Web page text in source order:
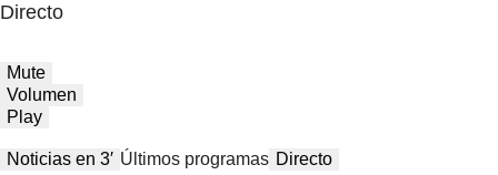
Directo
Mute
Volumen
Play
Noticias en 3′ Últimos programas Directo